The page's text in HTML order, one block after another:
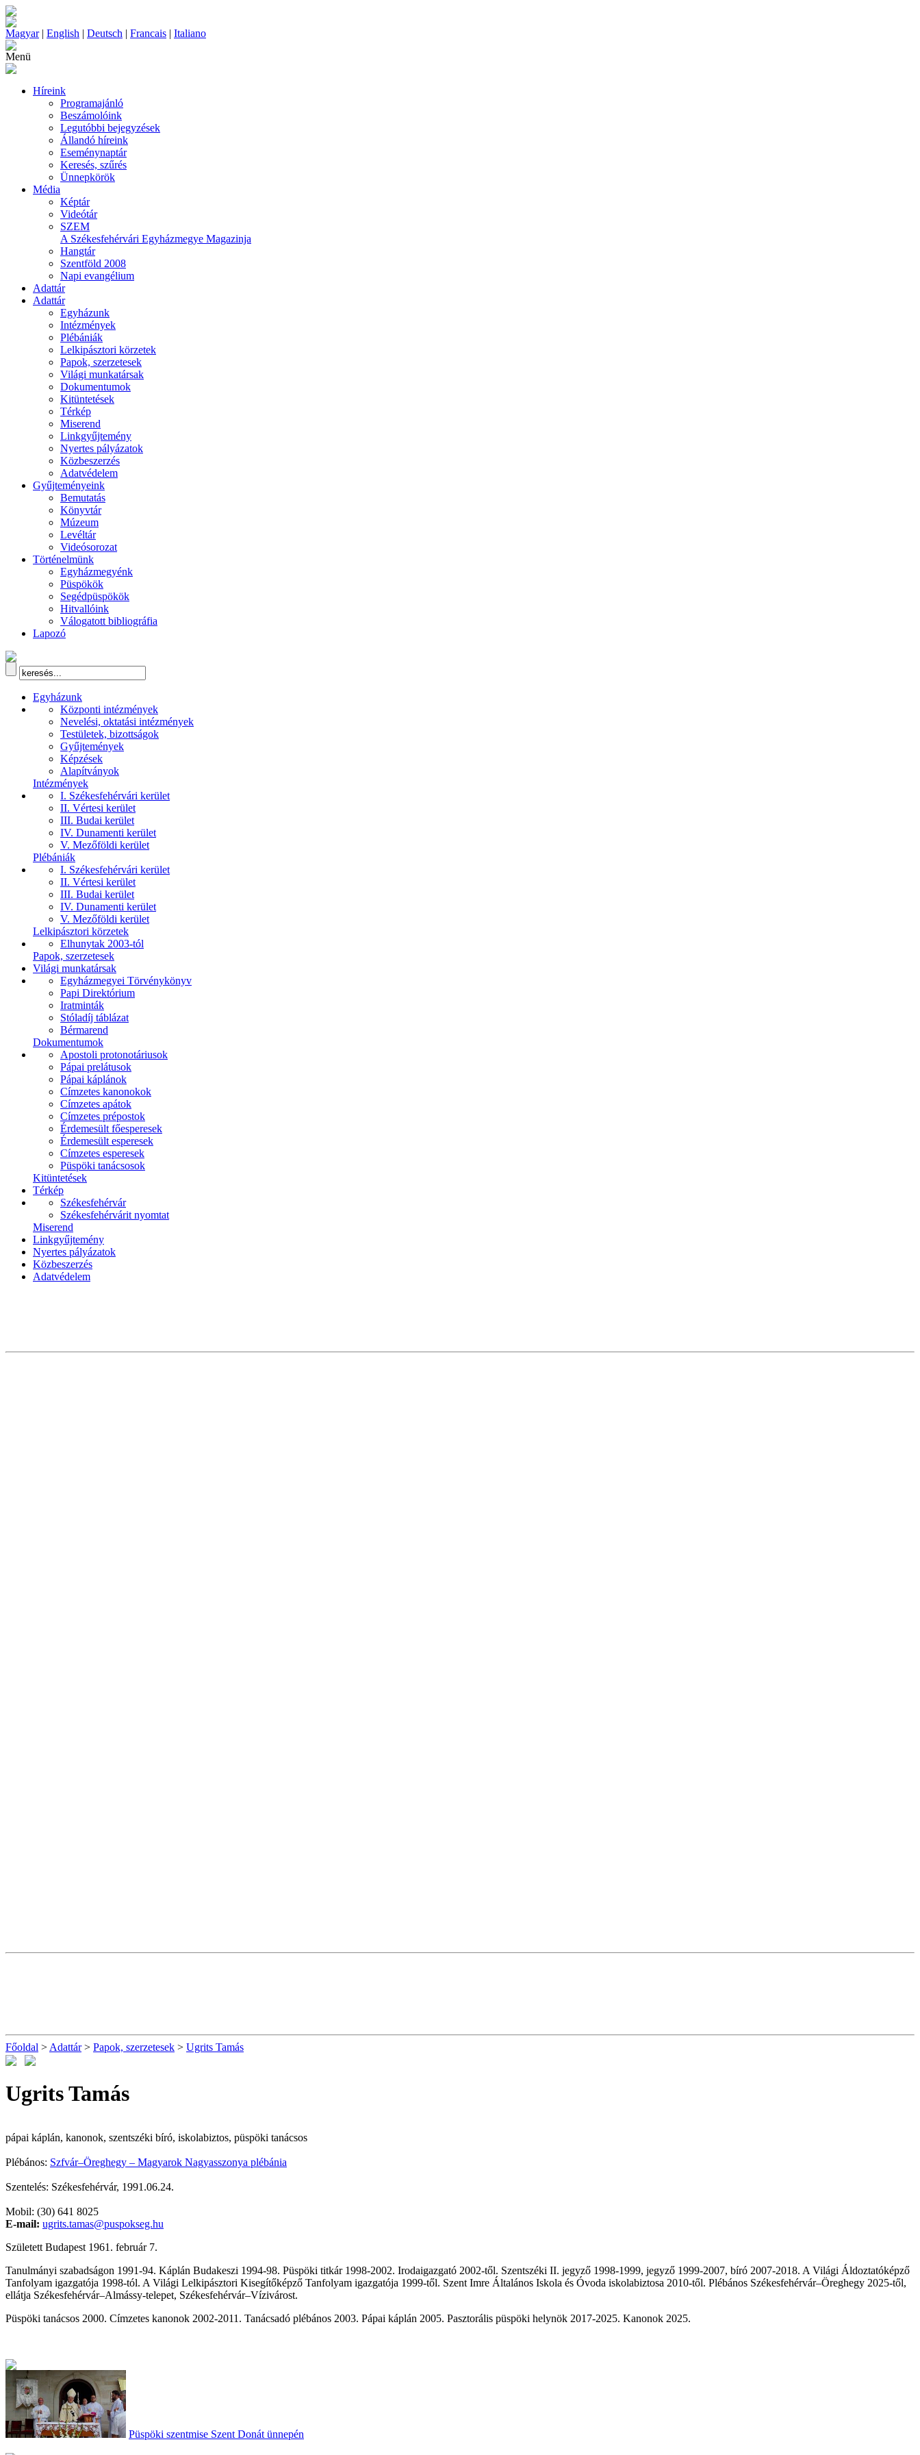
Magyar| English | Deutsch | Francais | Italiano
Menü
Híreink
Programajánló
Beszámolóink
Legutóbbi bejegyzések
Állandó híreink
Eseménynaptár
Keresés, szűrés
Ünnepkörök
Média
Képtár
Videótár
SZEM
A Székesfehérvári Egyházmegye Magazinja
Hangtár
Szentföld 2008
Napi evangélium
Adattár
Adattár
Egyházunk
Intézmények
Plébániák
Lelkipásztori körzetek
Papok, szerzetesek
Világi munkatársak
Dokumentumok
Kitüntetések
Térkép
Miserend
Linkgyűjtemény
Nyertes pályázatok
Közbeszerzés
Adatvédelem
Gyűjteményeink
Bemutatás
Könyvtár
Múzeum
Levéltár
Videósorozat
Történelmünk
Egyházmegyénk
Püspökök
Segédpüspökök
Hitvallóink
Válogatott bibliográfia
Lapozó
Egyházunk
Központi intézmények
Nevelési, oktatási intézmények
Testületek, bizottságok
Gyűjtemények
Képzések
Alapítványok
Intézmények
I. Székesfehérvári kerület
II. Vértesi kerület
III. Budai kerület
IV. Dunamenti kerület
V. Mezőföldi kerület
Plébániák
I. Székesfehérvári kerület
II. Vértesi kerület
III. Budai kerület
IV. Dunamenti kerület
V. Mezőföldi kerület
Lelkipásztori körzetek
Elhunytak 2003-tól
Papok, szerzetesek
Világi munkatársak
Egyházmegyei Törvénykönyv
Papi Direktórium
Iratminták
Stóladíj táblázat
Bérmarend
Dokumentumok
Apostoli protonotáriusok
Pápai prelátusok
Pápai káplánok
Címzetes kanonokok
Címzetes apátok
Címzetes prépostok
Érdemesült főesperesek
Érdemesült esperesek
Címzetes esperesek
Püspöki tanácsosok
Kitüntetések
Térkép
Székesfehérvár
Székesfehérvárit nyomtat
Miserend
Linkgyűjtemény
Nyertes pályázatok
Közbeszerzés
Adatvédelem
Főoldal > Adattár> Papok, szerzetesek > Ugrits Tamás
Ugrits Tamás
pápai káplán, kanonok, szentszéki bíró, iskolabiztos, püspöki tanácsos
Plébános: Szfvár–Öreghegy – Magyarok Nagyasszonya plébánia
Szentelés: Székesfehérvár, 1991.06.24.
Mobil: (30) 641 8025
E-mail: ugrits.tamas@puspokseg.hu
Született Budapest 1961. február 7.
Tanulmányi szabadságon 1991-94. Káplán Budakeszi 1994-98. Püspöki titkár 1998-2002. Irodaigazgató 2002-től. Szentszéki II. jegyző 1998-1999, jegyző 1999-2007, bíró 2007-2018. A Világi Áldoztatóképző
Tanfolyam igazgatója 1998-tól. A Világi Lelkipásztori Kisegítőképző Tanfolyam igazgatója 1999-től. Szent Imre Általános Iskola és Óvoda iskolabiztosa 2010-től. Plébános Székesfehérvár–Öreghegy 2025-től,
ellátja Székesfehérvár–Almássy-telepet, Székesfehérvár–Vízivárost.
Püspöki tanácsos 2000. Címzetes kanonok 2002-2011. Tanácsadó plébános 2003. Pápai káplán 2005. Pasztorális püspöki helynök 2017-2025. Kanonok 2025.
Püspöki szentmise Szent Donát ünnepén